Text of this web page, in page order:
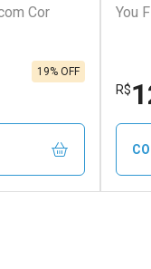
Cor
19% OFF
You
R$